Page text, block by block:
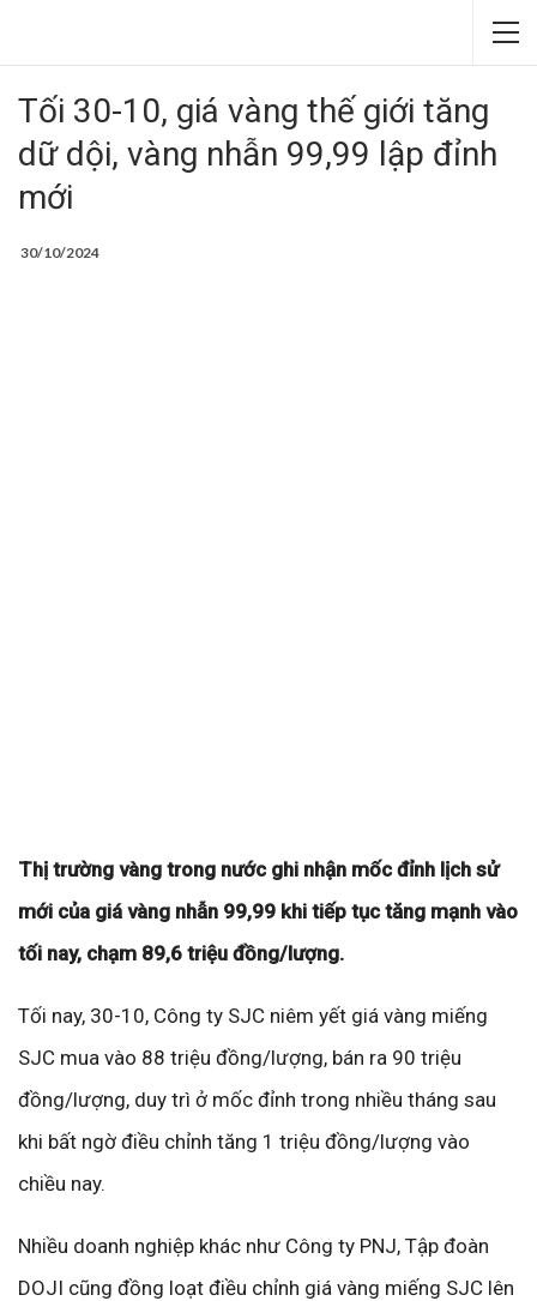
Tối 30-10, giá vàng thế giới tăng
dữ dội, vàng nhẫn 99,99 lập đỉnh
mới
30/10/2024
Thị trường vàng trong nước ghi nhận mốc đỉnh lịch sử
mới của giá vàng nhẫn 99,99 khi tiếp tục tăng mạnh vào
tối nay, chạm 89,6 triệu đồng/lượng.
Tối nay, 30-10, Công ty SJC niêm yết giá vàng miếng
SJC mua vào 88 triệu đồng/lượng, bán ra 90 triệu
đồng/lượng, duy trì ở mốc đỉnh trong nhiều tháng sau
khi bất ngờ điều chỉnh tăng 1 triệu đồng/lượng vào
chiều nay.
Nhiều doanh nghiệp khác như Công ty PNJ, Tập đoàn
DOJI cũng đồng loạt điều chỉnh giá vàng miếng SJC lên